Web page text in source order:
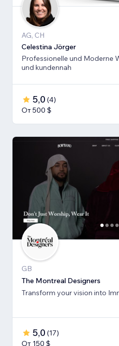
AG, CH
Celestina Jörger
Professionelle und Moderne
und kundennah
5,0 (4)
От 500 $
GB
The Montreal Designers
Transform your vision into
5,0 (17)
От 150 $